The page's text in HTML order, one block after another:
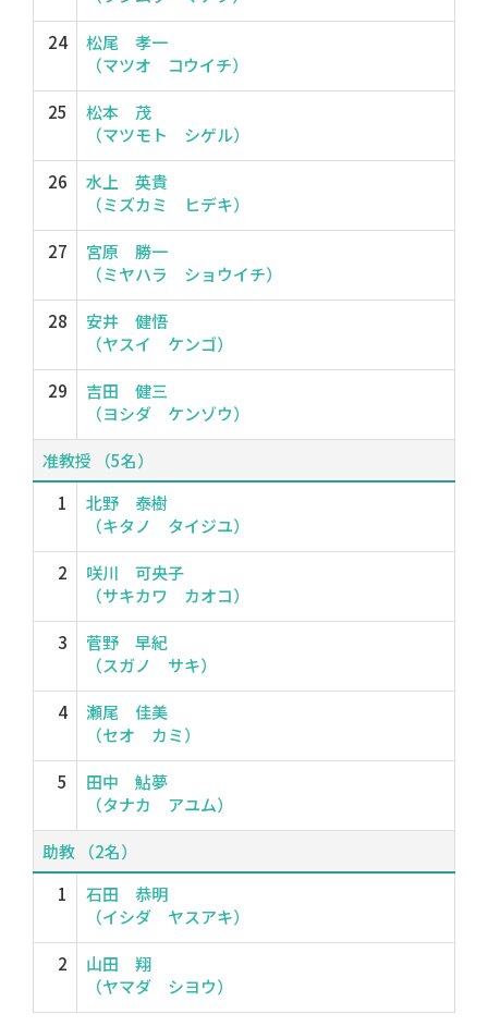
24
松尾 孝一
（マツオ コウイチ）
25
松本 茂
（マツモト シゲル）
26
水上 英貴
（ミズカミ ヒデキ）
27
宮原 勝一
（ミヤハラ ショウイチ）
28
安井 健悟
（ヤスイ ケンゴ）
29
吉田 健三
（ヨシダ ケンゾウ）
准教授 （5名）
1
北野 泰樹
（キタノ タイジユ）
2
咲川 可央子
（サキカワ カオコ）
3
菅野 早紀
（スガノ サキ）
4
瀬尾 佳美
（セオ カミ）
5
田中 鮎夢
（タナカ アユム）
助教 （2名）
1
石田 恭明
（イシダ ヤスアキ）
2
山田 翔
（ヤマダ シヨウ）